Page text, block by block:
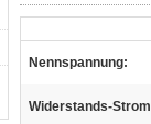
Nennspannung:
Widerstands-Strom